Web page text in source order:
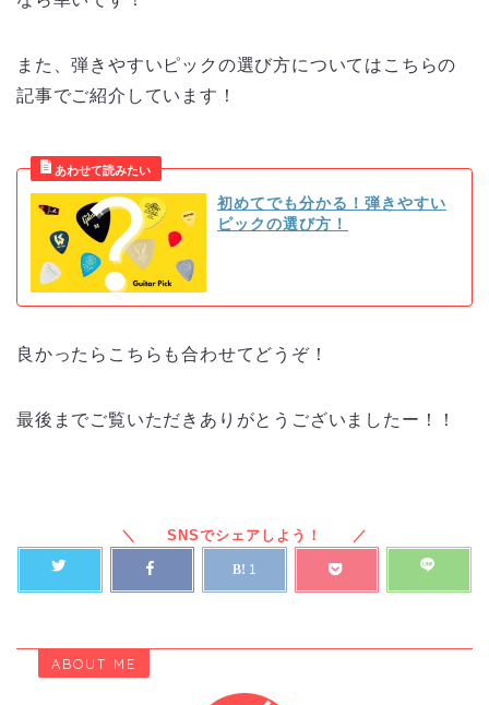
また、弾きやすいピックの選び方についてはこちらの
記事でご紹介しています！
初めてでも分かる！弾きやすい
ピックの選び方！
良かったらこちらも合わせてどうぞ！
最後までご覧いただきありがとうございましたー！！
1
ABOUT ME